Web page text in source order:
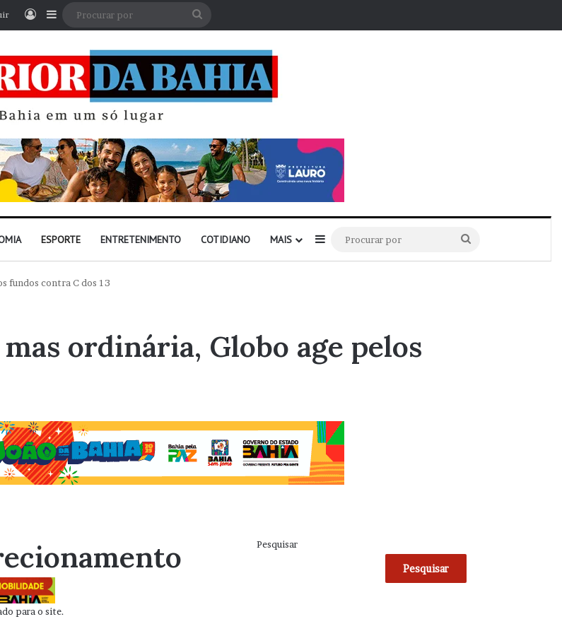
EntrarBarra Lateral
ESPORTE ENTRETENIMENTO COTIDIANO MAIS Barra Lateral
por
fundos contra C dos 13
ordinária, Globo age pelos
para o site.
Pesquisar
Pesquisar